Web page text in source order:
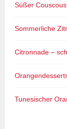
Süßer
Sommerliche
Citronnade –
Tunesischer